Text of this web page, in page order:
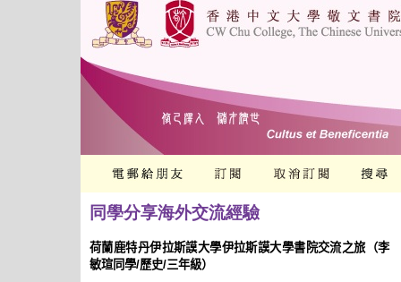
同學分享海外交流經驗
荷蘭鹿特丹伊拉斯謨大學伊拉斯謨大學書院交流之旅（李
敏瑄同學/歷史/三年級）